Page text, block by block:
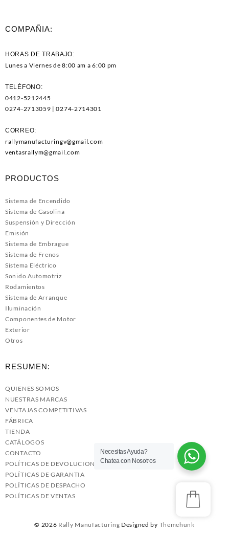
COMPAÑIA:
HORAS DE TRABAJO:
Lunes a Viernes de 8:00 am a 6:00 pm
TELÉFONO:
0412-5212445
0274-2713059 | 0274-2714301
CORREO:
rallymanufacturingv@gmail.com
ventasrallym@gmail.com
PRODUCTOS
Sistema de Encendido
Sistema de Gasolina
Suspensión y Dirección
Emisión
Sistema de Embrague
Sistema de Frenos
Sistema Eléctrico
Sonido Automotriz
Rodamientos
Sistema de Arranque
Iluminación
Componentes de Motor
Exterior
Otros
RESUMEN:
QUIENES SOMOS
NUESTRAS MARCAS
VENTAJAS COMPETITIVAS
FÁBRICA
TIENDA
CATÁLOGOS
CONTACTO
POLÍTICAS DE DEVOLUCIONES
POLÍTICAS DE GARANTIA
POLÍTICAS DE DESPACHO
POLÍTICAS DE VENTAS
© 2026 Rally Manufacturing Designed by Themehunk
Necesitas Ayuda?
Chatea con Nosotros